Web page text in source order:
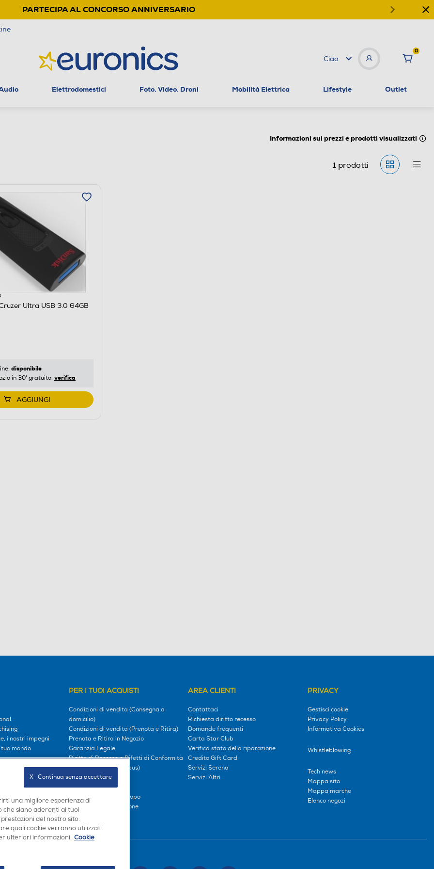
PARTECIPA AL CONCORSO ANNIVERSARIO
Ciao
0
Elettrodomestici Foto, Video, Droni Mobilità Elettrica Lifestyle Outlet
Informazioni sui prezzi e prodotti visualizzati
1prodotti
64.0
Ultra USB 3.0 64GB
disponibile
in 30' gratuito: verifica
AGGIUNGI
i nostri impegni
mondo
PER I TUOI ACQUISTI
Condizioni di vendita (Consegna a
domicilio)
Condizioni di vendita (Prenota e Ritira)
Prenota e Ritira in Negozio
Garanzia Legale
Diritto di Recesso e Difetti di Conformità
Prezzi e Sconti (Omnibus)
Metodi di pagamento
Finanziamenti
Compra ora e paga dopo
Consegna e Installazione
AREA CLIENTI
Contattaci
Richiesta diritto recesso
Domande frequenti
Carta Star Club
Verifica stato della riparazione
Credito Gift Card
Servizi Serena
Servizi Altri
PRIVACY
Gestisci cookie
Privacy Policy
Informativa Cookies
Whistleblowing
Tech news
Mappa sito
Mappa marche
Elenco negozi
una migliore esperienza di
che siano aderenti ai tuoi
del nostro sito.
quali cookie verranno utilizzati
ulteriori informazioni. Cookie
X   Continua senza accettare